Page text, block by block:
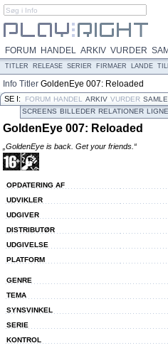
FORUM HANDEL ARKIV VURDER
TITLER RELEASE SERIER FIRMAER LANDE
Info Titler GoldenEye 007: Reloaded
SE I: FORUM HANDEL ARKIV VURDER
SCREENS BILLEDER RELATIONER
GoldenEye 007: Reloaded
„GoldenEye is back. Get your friends.“
OPDATERING AF
UDVIKLER
UDGIVER
DISTRIBUTØR
UDGIVELSE
PLATFORM
GENRE
TEMA
SYNSVINKEL
SERIE
KONTROL